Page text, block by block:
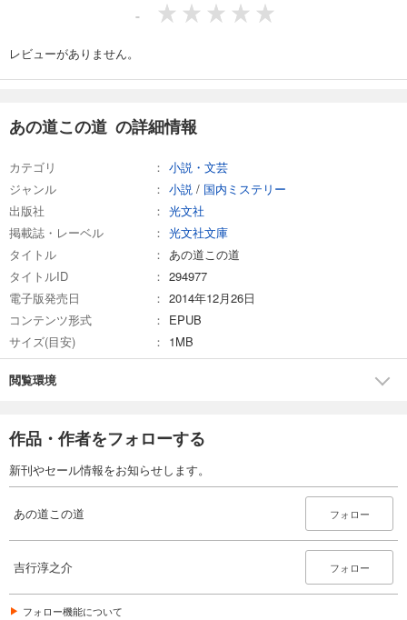
-
レビューがありません。
あの道この道 の詳細情報
カテゴリ
小説・文芸
ジャンル
小説 / 国内ミステリー
出版社
光文社
掲載誌・レーベル
光文社文庫
タイトル
あの道この道
タイトルID
294977
電子版発売日
2014年12月26日
コンテンツ形式
EPUB
サイズ(目安)
1MB
閲覧環境
作品・作者をフォローする
新刊やセール情報をお知らせします。
あの道この道 フォロー
吉行淳之介 フォロー
フォロー機能について